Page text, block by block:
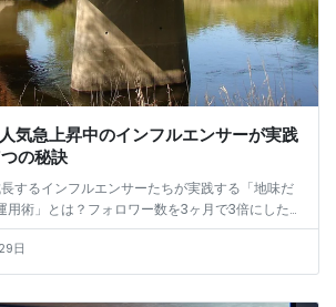
気急上昇中のインフルエンサーが実践
の秘訣
するインフルエンサーたちが実践する「地味だ
用術」とは？フォロワー数を3ヶ月で3倍にした
ンタビューとデータ分析から解き明かす、量では
日